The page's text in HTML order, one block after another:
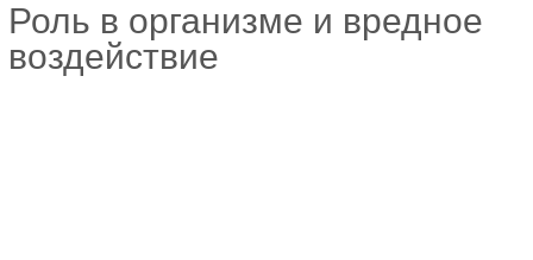
Роль в организме и вредное
воздействие